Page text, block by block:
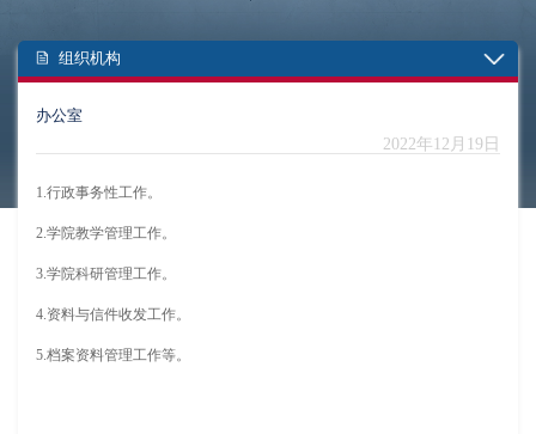
组织机构
办公室
2022年12月19日
1.行政事务性工作。
2.学院教学管理工作。
3.学院科研管理工作。
4.资料与信件收发工作。
5.档案资料管理工作等。